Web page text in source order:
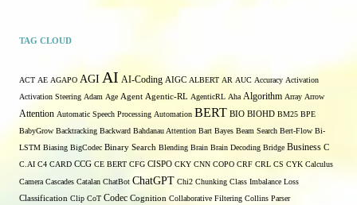
TAG CLOUD
ACT AE AGAPO AGI AI AI-Coding AIGC ALBERT AR AUC Accuracy Activation
Activation Steering Adam Age Agent Agentic-RL AgenticRL Aha Algorithm Array Arrow
Attention Automatic Speech Processing Automation BERT BIO BIOHD BM25 BPE
BabyGrow Backtracking Backward Bahdanau Attention Bart Bayes Beam Search Bert-Flow Bi-
LSTM Biasing BigCodec Binary Search Blending Brain Brain Decoding Bridge Business C
C.AI C4 CARD CCG CE BERT CFG CISPO CKY CNN COPO CRF CRL CS CYK Calculus
Camera Cascades Catalan ChatBot ChatGPT Chi2 Chunking Class Imbalance Loss
Classification Clip CoT Codec Cognition Collaborative Filtering Collins Parser